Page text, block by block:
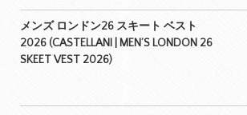
メンズ ロンドン26 スキート ベスト
2026 (CASTELLANI | MEN’S LONDON 26
SKEET VEST 2026)